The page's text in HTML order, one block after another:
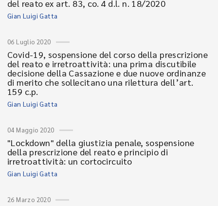
del reato ex art. 83, co. 4 d.l. n. 18/2020
Gian Luigi Gatta
06 Luglio 2020
Covid-19, sospensione del corso della prescrizione
del reato e irretroattività: una prima discutibile
decisione della Cassazione e due nuove ordinanze
di merito che sollecitano una rilettura dell’art.
159 c.p.
Gian Luigi Gatta
04 Maggio 2020
"Lockdown" della giustizia penale, sospensione
della prescrizione del reato e principio di
irretroattività: un cortocircuito
Gian Luigi Gatta
26 Marzo 2020